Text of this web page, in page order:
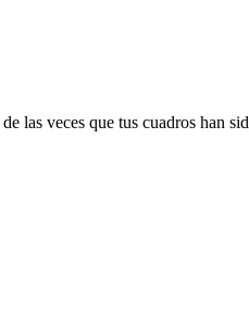
las veces que tus cuadros han